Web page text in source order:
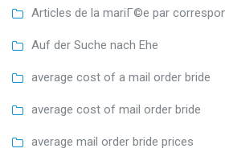
Articles de la mariГ©e par
Auf der Suche nach Ehe
average cost of a mail order bride
average cost of mail order bride
average mail order bride prices